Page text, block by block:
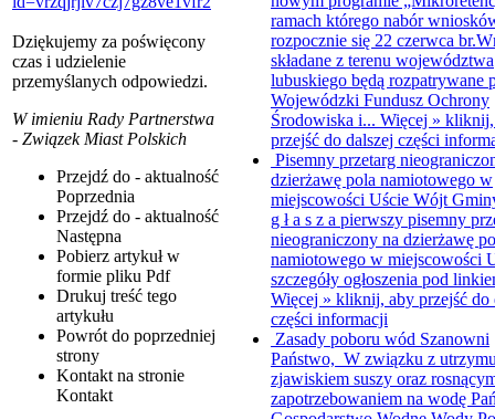
Dziękujemy za poświęcony
czas i udzielenie
przemyślanych odpowiedzi.
W imieniu Rady Partnerstwa
- Związek Miast Polskich
Przejdź do - aktualność
Poprzednia
Przejdź do - aktualność
Następna
Pobierz artykuł w
formie pliku Pdf
Drukuj treść tego
artykułu
Powrót do poprzedniej
strony
Kontakt na stronie
Kontakt
ramach którego nabór
rozpocznie się 22 czerwca
składane z terenu województwa
lubuskiego będą rozpatrywane
Wojewódzki Fundusz Ochrony
Środowiska i... Więcej »
przejść do dalszej części
Pisemny przetarg
dzierżawę pola namiotowego w
miejscowości Uście Wójt
g ł a s z a pierwszy pisemny
nieograniczony na dzierżawę
namiotowego w miejscowości
szczegóły ogłoszenia pod
Więcej » kliknij, aby przejść do
części informacji
Zasady poboru wód Szanowni
Państwo, W związku z
zjawiskiem suszy oraz
zapotrzebowaniem na wodę